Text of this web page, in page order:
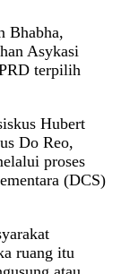
Bhabha,
Asykasi
terpilih
Hubert
Do Reo,
proses
(DCS)
ruang itu